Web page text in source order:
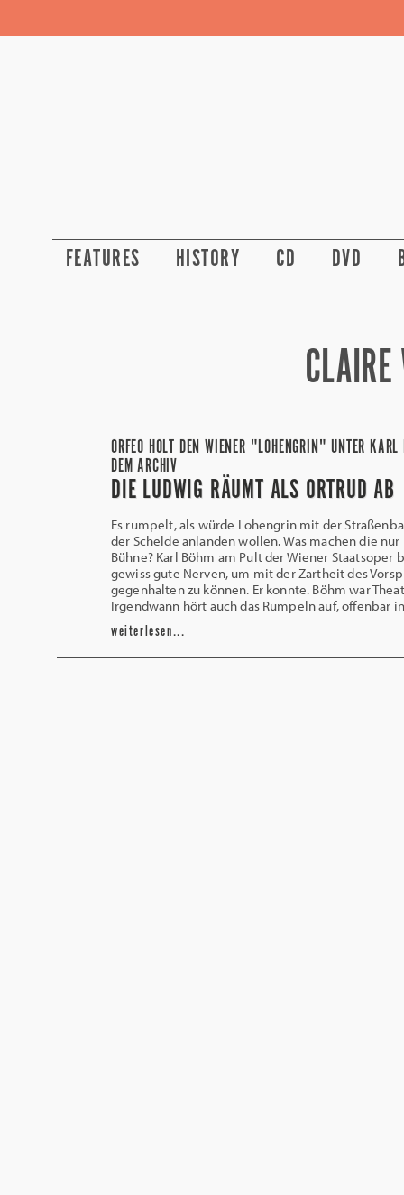
FEATURES HISTORY CD DVD
ORFEO HOLT DEN WIENER "LOHENGRIN" UNTER KARL
DEM ARCHIV
DIE LUDWIG RÄUMT ALS ORTRUD AB
Es rumpelt, als würde Lohengrin mit der
der Schelde anlanden wollen. Was machen die
Bühne? Karl Böhm am Pult der Wiener Staatsoper
gewiss gute Nerven, um mit der Zartheit des
gegenhalten zu können. Er konnte. Böhm war
Irgendwann hört auch das Rumpeln auf, offenbar
weiterlesen...